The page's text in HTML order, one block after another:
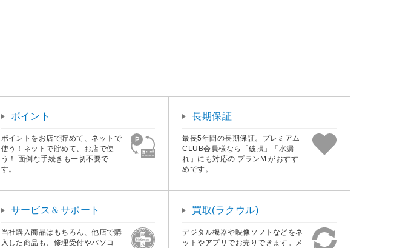
ポイント
ポイントをお店で貯めて、ネットで
使う！ネットで貯めて、お店で使
う！ 面倒な手続きも一切不要で
す。
長期保証
最長5年間の長期保証。プレミアム
CLUB会員様なら「破損」「水漏
れ」にも対応の プランM がおすす
めです。
サービス＆サポート
当社購入商品はもちろん、他店で購
入した商品も、修理受付やパソコ
買取(ラクウル)
デジタル機器や映像ソフトなどをネ
ットやアプリでお売りできます。メ